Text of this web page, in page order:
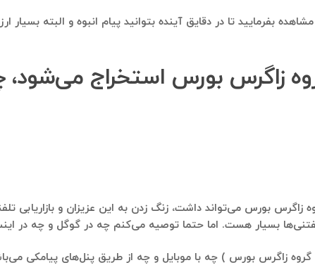
بفرمایید تا در دقایق آینده بتوانید پیام انبوه و البته بسیار
زاگرس بورس استخراج
زاگرس بورس می‌تواند داشت، زنگ زدن به این عزیزان و بازاریابی
بسیار هست. اما حتما توصیه می‌کنم چه در گوگل و چه در
زاگرس بورس ) چه با موبایل و چه از طریق پنل‌های پیامکی